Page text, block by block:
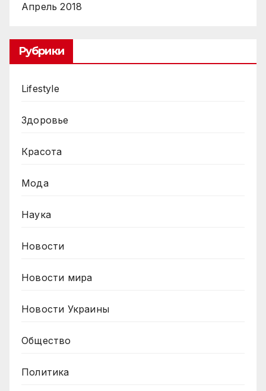
Апрель 2018
Рубрики
Lifestyle
Здоровье
Красота
Мода
Наука
Новости
Новости мира
Новости Украины
Общество
Политика